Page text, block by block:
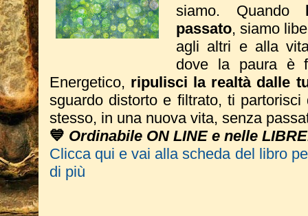
siamo. Quando
passato, siamo
agli altri e alla
dove la paura è
Energetico, ripulisci la realtà dalle
sguardo distorto e filtrato, ti
stesso, in una nuova vita, senza
💙 Ordinabile ON LINE e nelle
Clicca qui e vai alla scheda del libro
di più